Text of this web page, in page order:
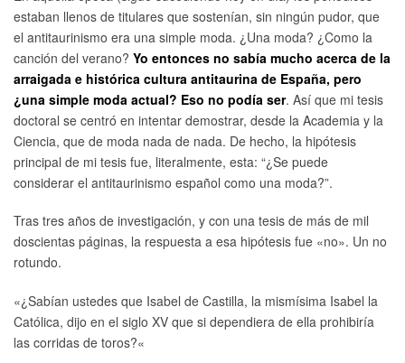
estaban llenos de titulares que sostenían, sin ningún pudor, que
el antitaurinismo era una simple moda. ¿Una moda? ¿Como la
canción del verano? Yo entonces no sabía mucho acerca de la
arraigada e histórica cultura antitaurina de España, pero
¿una simple moda actual? Eso no podía ser. Así que mi tesis
doctoral se centró en intentar demostrar, desde la Academia y la
Ciencia, que de moda nada de nada. De hecho, la hipótesis
principal de mi tesis fue, literalmente, esta: “¿Se puede
considerar el antitaurinismo español como una moda?”.
Tras tres años de investigación, y con una tesis de más de mil
doscientas páginas, la respuesta a esa hipótesis fue «no». Un no
rotundo.
«¿Sabían ustedes que Isabel de Castilla, la mismísima Isabel la
Católica, dijo en el siglo XV que si dependiera de ella prohibiría
las corridas de toros?«